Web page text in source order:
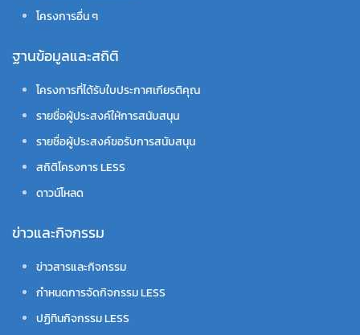
โครงการอื่น ๆ
ฐานข้อมูลและสถิติ
โครงการที่ได้รับใบประกาศเกียรติคุณ
รายชื่อผู้ประสงค์ให้การสนับสนุน
รายชื่อผู้ประสงค์ขอรับการสนับสนุน
สถิติโครงการ LESS
ดาวน์โหลด
ข่าวและกิจกรรม
ข่าวสารและกิจกรรม
กำหนดการจัดกิจกรรม LESS
ปฏิทินกิจกรรม LESS